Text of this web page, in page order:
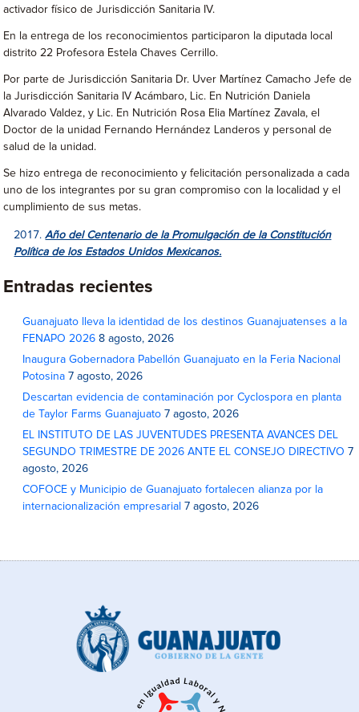
activador físico de Jurisdicción Sanitaria IV.
En la entrega de los reconocimientos participaron la diputada local
distrito 22 Profesora Estela Chaves Cerrillo.
Por parte de Jurisdicción Sanitaria Dr. Uver Martínez Camacho Jefe de
la Jurisdicción Sanitaria IV Acámbaro, Lic. En Nutrición Daniela
Alvarado Valdez, y Lic. En Nutrición Rosa Elia Martínez Zavala, el
Doctor de la unidad Fernando Hernández Landeros y personal de
salud de la unidad.
Se hizo entrega de reconocimiento y felicitación personalizada a cada
uno de los integrantes por su gran compromiso con la localidad y el
cumplimiento de sus metas.
Año del Centenario de la Promulgación de la Constitución
Política de los Estados Unidos Mexicanos.
Entradas recientes
Guanajuato lleva la identidad de los destinos Guanajuatenses a la
FENAPO 2026 8 agosto, 2026
Inaugura Gobernadora Pabellón Guanajuato en la Feria Nacional
Potosina 7 agosto, 2026
Descartan evidencia de contaminación por Cyclospora en planta
de Taylor Farms Guanajuato 7 agosto, 2026
EL INSTITUTO DE LAS JUVENTUDES PRESENTA AVANCES DEL
SEGUNDO TRIMESTRE DE 2026 ANTE EL CONSEJO DIRECTIVO 7
agosto, 2026
COFOCE y Municipio de Guanajuato fortalecen alianza por la
internacionalización empresarial 7 agosto, 2026